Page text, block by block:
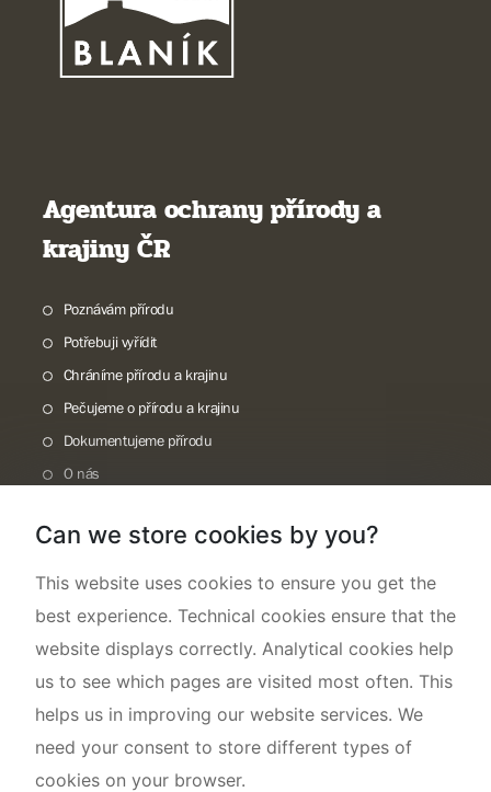
Agentura ochrany přírody a
krajiny ČR
Poznávám přírodu
Potřebuji vyřídit
Chráníme přírodu a krajinu
Pečujeme o přírodu a krajinu
Dokumentujeme přírodu
O nás
Can we store cookies by you?
This website uses cookies to ensure you get the
best experience. Technical cookies ensure that the
website displays correctly. Analytical cookies help
us to see which pages are visited most often. This
helps us in improving our website services. We
need your consent to store different types of
cookies on your browser.